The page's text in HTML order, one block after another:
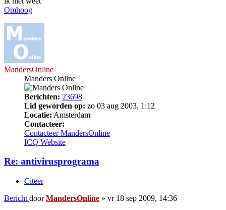
Omhoog
MandersOnline
Manders Online
Berichten: 23698
Lid geworden op: zo 03 aug 2003, 1:12
Locatie: Amsterdam
Contacteer:
Contacteer MandersOnline
ICQ Website
Re: antivirusprograma
Citeer
Bericht doorMandersOnline » vr 18 sep 2009, 14:36